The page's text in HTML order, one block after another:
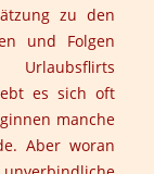
zu den
und Folgen
es sich oft
manche
Aber woran